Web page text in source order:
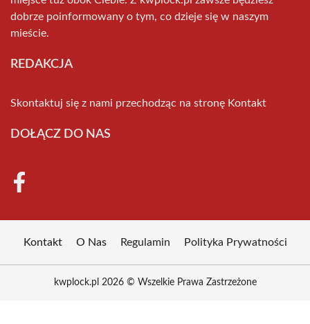
dobrze poinformowany o tym, co dzieje się w naszym
mieście.
REDAKCJA
Skontaktuj się z nami przechodząc na stronę Kontakt
DOŁĄCZ DO NAS
Kontakt O Nas Regulamin Polityka Prywatności
kwplock.pl 2026 © Wszelkie Prawa Zastrzeżone